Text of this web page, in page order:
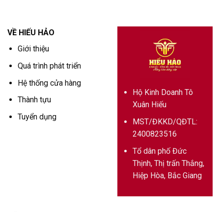
VỀ HIẾU HẢO
Giới thiệu
Quá trình phát triển
Hệ thống cửa hàng
Thành tựu
Tuyển dụng
Hộ Kinh Doanh Tô
Xuân Hiếu
MST/ĐKKD/QĐTL:
2400823516
Tổ dân phố Đức
Thịnh, Thị trấn Thắng,
Hiệp Hòa, Bắc Giang